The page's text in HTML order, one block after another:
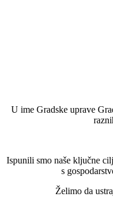
U ime Gradske uprave
Ispunili smo naše ključne
s
Želimo da